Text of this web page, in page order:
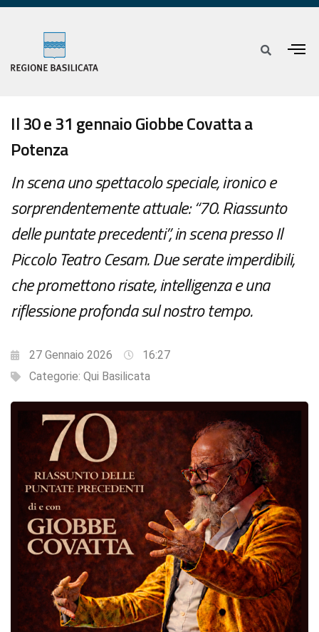
Il 30 e 31 gennaio Giobbe Covatta a
Potenza
In scena uno spettacolo speciale, ironico e
sorprendentemente attuale: “70. Riassunto
delle puntate precedenti”, in scena presso Il
Piccolo Teatro Cesam. Due serate imperdibili,
che promettono risate, intelligenza e una
riflessione profonda sul nostro tempo.
27 Gennaio 2026
16:27
Categorie: Qui Basilicata